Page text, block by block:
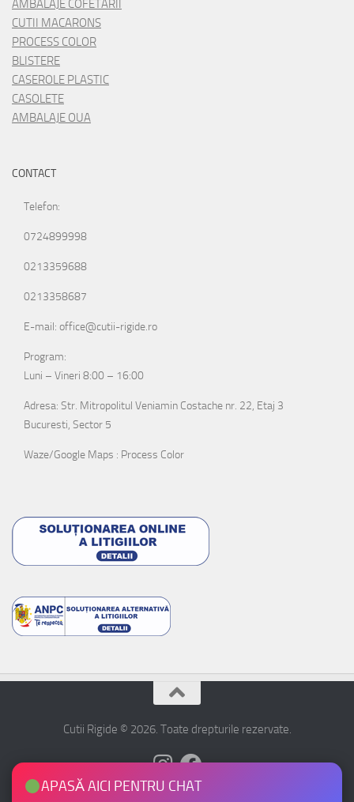
AMBALAJE COFETARII
CUTII MACARONS
PROCESS COLOR
BLISTERE
CASEROLE PLASTIC
CASOLETE
AMBALAJE OUA
CONTACT
Telefon:
0724899998
0213359688
0213358687
E-mail: office@cutii-rigide.ro
Program:
Luni – Vineri 8:00 – 16:00
Adresa: Str. Mitropolitul Veniamin Costache nr. 22, Etaj 3
Bucuresti, Sector 5
Waze/Google Maps : Process Color
Cutii Rigide © 2026. Toate drepturile rezervate.
APASĂ AICI PENTRU CHAT